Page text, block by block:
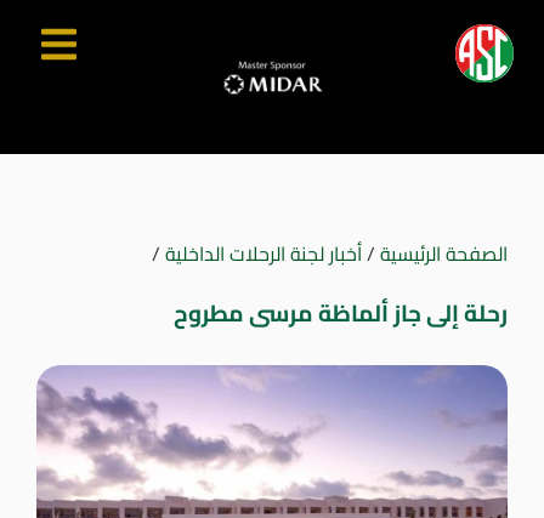
الصفحة الرئيسية/أخبار لجنة الرحلات الداخلية/
رحلة إلى جاز ألماظة مرسى مطروح